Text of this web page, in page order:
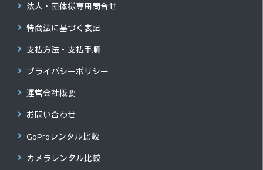
法人・団体様専用問合せ
特商法に基づく表記
支払方法・支払手順
プライバシーポリシー
運営会社概要
お問い合わせ
GoProレンタル比較
カメラレンタル比較